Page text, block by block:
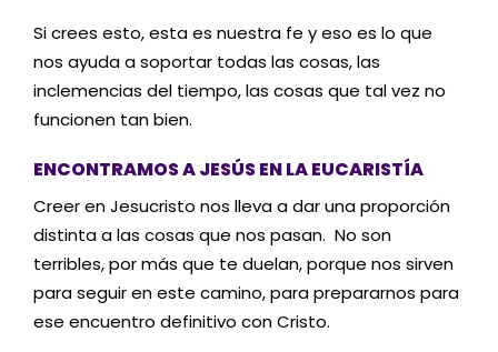
Si crees esto, esta es nuestra fe y eso es lo que
nos ayuda a soportar todas las cosas, las
inclemencias del tiempo, las cosas que tal vez no
funcionen tan bien.
ENCONTRAMOS A JESÚS EN LA EUCARISTÍA
Creer en Jesucristo nos lleva a dar una proporción
distinta a las cosas que nos pasan. No son
terribles, por más que te duelan, porque nos sirven
para seguir en este camino, para prepararnos para
ese encuentro definitivo con Cristo.